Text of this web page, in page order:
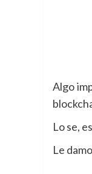
Algo
Lo se,
Le